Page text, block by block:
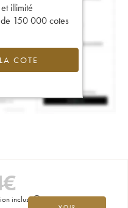
illimité
de 150 000 cotes
COTE
€
incluse